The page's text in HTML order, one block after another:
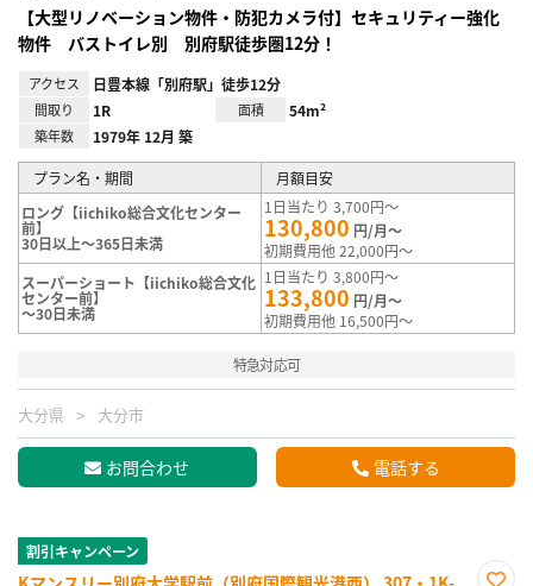
【大型リノベーション物件・防犯カメラ付】セキュリティー強化
物件 バストイレ別 別府駅徒歩圏12分！
アクセス 日豊本線「別府駅」徒歩12分
間取り 1R 面積 54m²
築年数 1979年 12月 築
プラン名・期間
月額目安
ロング【iichiko総合文化センター
前】
30日以上～365日未満
1日当たり 3,700円～
130,800 円/月～
初期費用他 22,000円～
スーパーショート【iichiko総合文化
センター前】
～30日未満
1日当たり 3,800円～
133,800 円/月～
初期費用他 16,500円～
特急対応可
大分県 大分市
お問合わせ 電話する
割引キャンペーン